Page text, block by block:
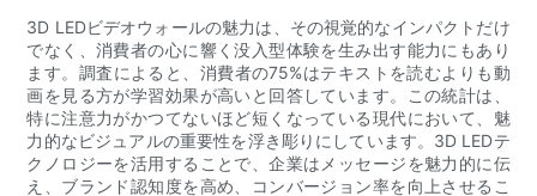
3D LEDビデオウォールの魅力は、その視覚的なインパクトだけ
でなく、消費者の心に響く没入型体験を生み出す能力にもあり
ます。調査によると、消費者の75%はテキストを読むよりも動
画を見る方が学習効果が高いと回答しています。この統計は、
特に注意力がかつてないほど短くなっている現代において、魅
力的なビジュアルの重要性を浮き彫りにしています。3D LEDテ
クノロジーを活用することで、企業はメッセージを魅力的に伝
え、ブランド認知度を高め、コンバージョン率を向上させるこ